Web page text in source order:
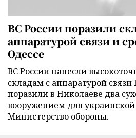
ВС России поразили
аппаратурой связи и
Одессе
ВС России нанесли
складам с аппаратурой связи
поразили в Николаеве два
вооружением для
Министерство обороны.